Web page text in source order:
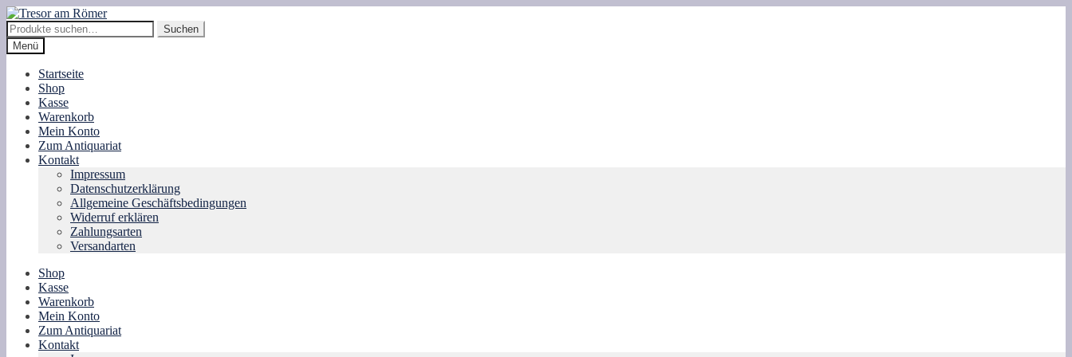
Zur
Navigation
springen
Zum
Inhalt
springen
Suche
nach:
Suchen
Menü
Startseite
Shop
Kasse
Warenkorb
Mein Konto
Zum Antiquariat
Kontakt
Impressum
Datenschutzerklärung
Allgemeine Geschäftsbedingungen
Widerruf erklären
Zahlungsarten
Versandarten
Shop
Kasse
Warenkorb
Mein Konto
Zum Antiquariat
Kontakt